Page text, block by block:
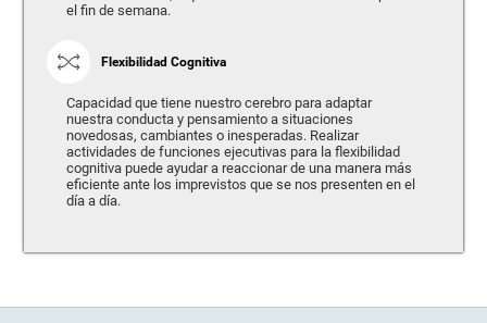
el fin de semana.
Flexibilidad Cognitiva
Capacidad que tiene nuestro cerebro para adaptar
nuestra conducta y pensamiento a situaciones
novedosas, cambiantes o inesperadas. Realizar
actividades de funciones ejecutivas para la flexibilidad
cognitiva puede ayudar a reaccionar de una manera más
eficiente ante los imprevistos que se nos presenten en el
día a día.